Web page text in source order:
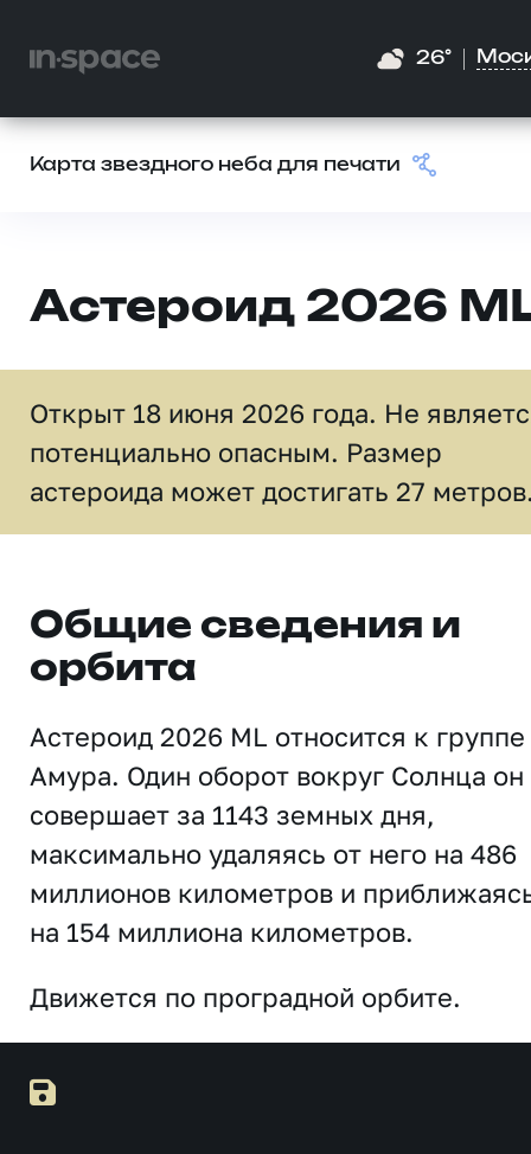
26°
Карта звездного неба для печати
Астероид 2026
Открыт 18 июня 2026 года. Не
потенциально опасным. Размер
астероида может достигать 27
Общие сведения и
орбита
Астероид 2026 ML относится к группе
Амура. Один оборот вокруг Солнца он
совершает за 1143 земных дня,
максимально удаляясь от него на 486
миллионов километров и
на 154 миллиона километров.
Движется по проградной орбите.